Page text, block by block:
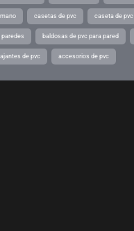
casetas de pvc caseta de pvc
paredes baldosas de pvc para pared
de pvc accesorios de pvc